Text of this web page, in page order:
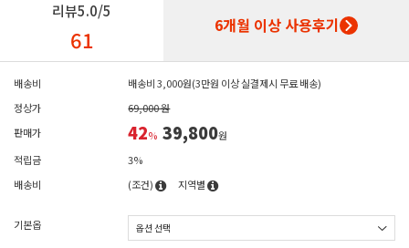
리뷰5.0/5
61 6개월 이상 사용후기
배송비
배송비 3,000원(3만원 이상 실결제시 무료 배송)
정상가
69,000 원
판매가
42% 39,800원
적립금
3%
배송비
(조건) 지역별
기본옵